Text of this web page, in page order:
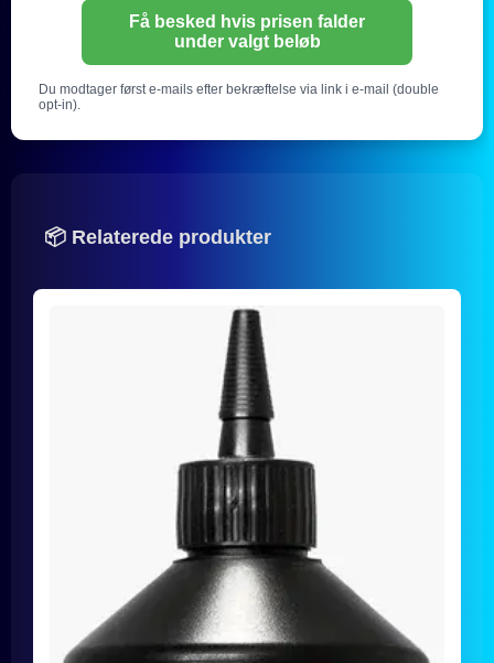
Få besked hvis prisen falder
under valgt beløb
Du modtager først e-mails efter bekræftelse via link i e-mail (double
opt-in).
📦 Relaterede produkter